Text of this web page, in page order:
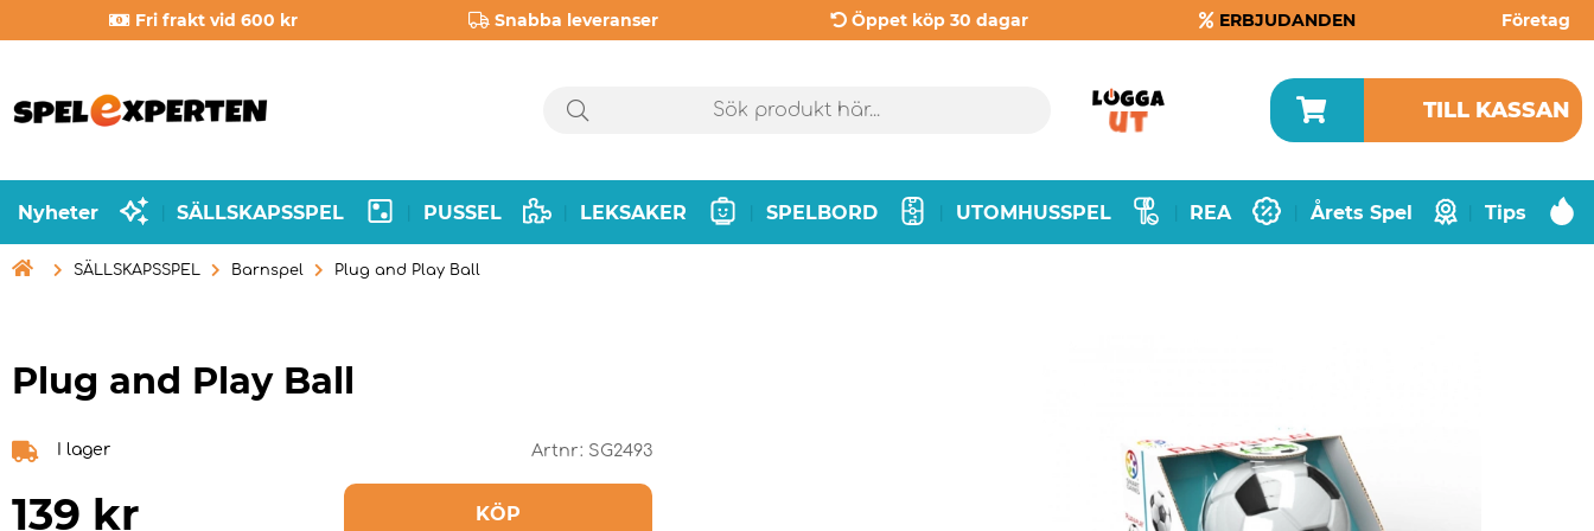
Fri frakt vid 600 kr Snabba leveranser Öppet köp 30 dagar ERBJUDANDEN Företag
TILL KASSAN
Nyheter SÄLLSKAPSSPEL PUSSEL LEKSAKER SPELBORD UTOMHUSSPEL REA Årets Spel Tips
 SÄLLSKAPSSPEL Barnspel Plug and Play Ball
Plug and Play Ball
I lager Artnr: SG2493
139 kr KÖP